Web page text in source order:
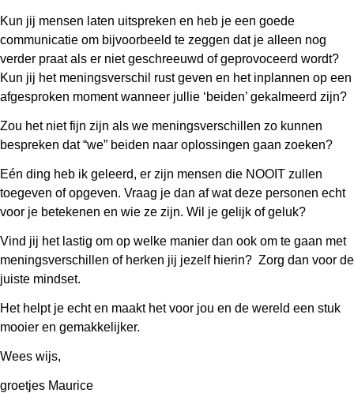
Kun jij mensen laten uitspreken en heb je een goede
communicatie om bijvoorbeeld te zeggen dat je alleen nog
verder praat als er niet geschreeuwd of geprovoceerd wordt?
Kun jij het meningsverschil rust geven en het inplannen op een
afgesproken moment wanneer jullie ‘beiden’ gekalmeerd zijn?
Zou het niet fijn zijn als we meningsverschillen zo kunnen
bespreken dat “we” beiden naar oplossingen gaan zoeken?
Eén ding heb ik geleerd, er zijn mensen die NOOIT zullen
toegeven of opgeven. Vraag je dan af wat deze personen echt
voor je betekenen en wie ze zijn. Wil je gelijk of geluk?
Vind jij het lastig om op welke manier dan ook om te gaan met
meningsverschillen of herken jij jezelf hierin? Zorg dan voor de
juiste mindset.
Het helpt je echt en maakt het voor jou en de wereld een stuk
mooier en gemakkelijker.
Wees wijs,
groetjes Maurice